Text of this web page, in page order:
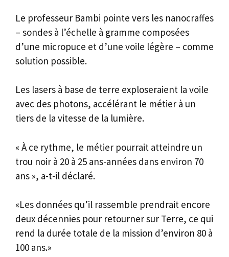
Le professeur Bambi pointe vers les nanocraffes
– sondes à l’échelle à gramme composées
d’une micropuce et d’une voile légère – comme
solution possible.
Les lasers à base de terre exploseraient la voile
avec des photons, accélérant le métier à un
tiers de la vitesse de la lumière.
« À ce rythme, le métier pourrait atteindre un
trou noir à 20 à 25 ans-années dans environ 70
ans », a-t-il déclaré.
«Les données qu’il rassemble prendrait encore
deux décennies pour retourner sur Terre, ce qui
rend la durée totale de la mission d’environ 80 à
100 ans.»